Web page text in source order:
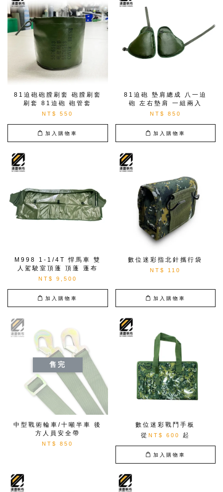
81迫砲砲膛刷套 砲膛刷套
刷套 81迫砲 砲管套
NT$ 550
加入購物車
81迫砲 墊肩總成 八一迫
砲 左右墊肩 一組兩入
NT$ 850
加入購物車
M998 1-1/4T 悍馬車 雙
人駕駛室頂蓬 頂蓬 蓬布
NT$ 9,500
加入購物車
數位迷彩指北針攜行袋
NT$ 110
加入購物車
售完
中型戰術輪車/十噸半車 後
方人員安全帶
NT$ 850
數位迷彩戰鬥手板
從 NT$ 600 起
加入購物車